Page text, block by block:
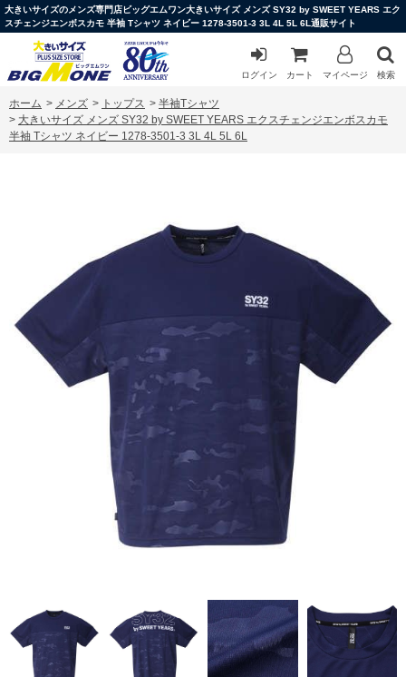
大きいサイズのメンズ専門店ビッグエムワン大きいサイズ メンズ SY32 by SWEET YEARS エク
スチェンジエンボスカモ 半袖 Tシャツ ネイビー 1278-3501-3 3L 4L 5L 6L通販サイト
ログイン カート マイページ 検索
ホーム > メンズ > トップス > 半袖Tシャツ
> 大きいサイズ メンズ SY32 by SWEET YEARS エクスチェンジエンボスカモ
半袖 Tシャツ ネイビー 1278-3501-3 3L 4L 5L 6L